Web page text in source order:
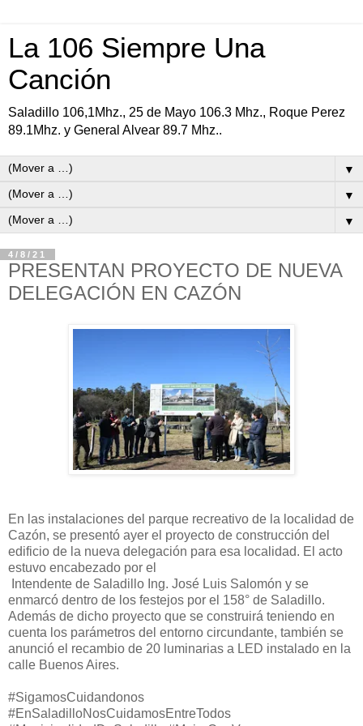
La 106 Siempre Una
Canción
Saladillo 106,1Mhz., 25 de Mayo 106.3 Mhz., Roque Perez
89.1Mhz. y General Alvear 89.7 Mhz..
▼
▼
▼
4/8/21
PRESENTAN PROYECTO DE NUEVA
DELEGACIÓN EN CAZÓN
En las instalaciones del parque recreativo de la localidad de
Cazón, se presentó ayer el proyecto de construcción del
edificio de la nueva delegación para esa localidad. El acto
estuvo encabezado por el
Intendente de Saladillo Ing. José Luis Salomón y se
enmarcó dentro de los festejos por el 158° de Saladillo.
Además de dicho proyecto que se construirá teniendo en
cuenta los parámetros del entorno circundante, también se
anunció el recambio de 20 luminarias a LED instalado en la
calle Buenos Aires.
#SigamosCuidandonos
#EnSaladilloNosCuidamosEntreTodos